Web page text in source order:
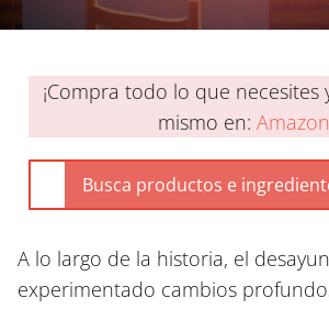
¡Compra todo lo que necesites
mismo en: Amazon
A lo largo de la historia, el
experimentado cambios